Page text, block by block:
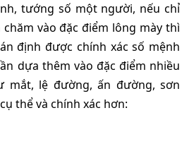
tướng số một người, nếu chỉ
vào đặc điểm lông mày thì
định được chính xác số mệnh
dựa thêm vào đặc điểm nhiều
mắt, lệ đường, ấn đường, sơn
thể và chính xác hơn: